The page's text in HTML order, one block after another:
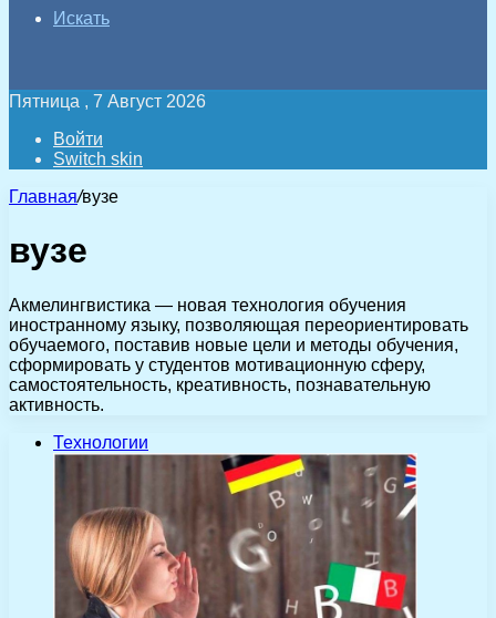
Искать
Пятница , 7 Август 2026
Войти
Switch skin
Главная/вузе
вузе
Акмелингвистика — новая технология обучения
иностранному языку, позволяющая переориентировать
обучаемого, поставив новые цели и методы обучения,
сформировать у студентов мотивационную сферу,
самостоятельность, креативность, познавательную
активность.
Технологии